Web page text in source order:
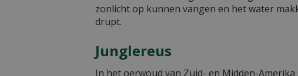
zonlicht op kunnen vangen en het water
drupt.
Junglereus
In het oerwoud van Zuid- en Midden-